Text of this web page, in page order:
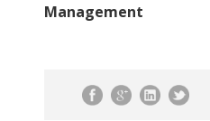
Management